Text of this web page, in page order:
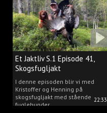
22:33
Et Jaktliv S.1 Episode 41,
Skogsfugljakt
I denne episoden blir vi med
Kristoffer og Henning på
skogsfugljakt med stående
fuglehunder.